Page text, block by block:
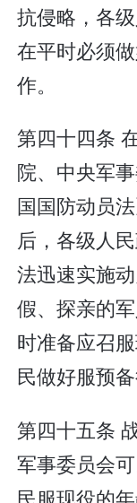
抗侵略，各
在平时必须
作。
第四十四条
院、中央军
国国防动员
后，各级人
法迅速实施
假、探亲的
时准备应召
民做好服预
第四十五条
军事委员会
民服现役的